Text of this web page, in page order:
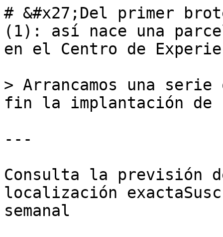
# &#x27;Del primer
(1): así nace una
en el Centro de
> Arrancamos una
fin la implantación de
---
Consulta la previsión
localización
semanal